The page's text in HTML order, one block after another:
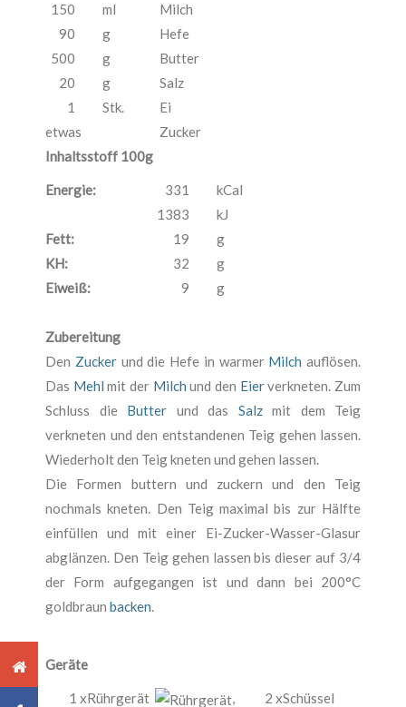
150
ml
Milch
90
g
Hefe
500
g
Butter
20
g
Salz
1
Stk.
Ei
etwas
Zucker
Inhaltsstoff 100g
Energie: 331
kCal
1383
kJ
Fett:
19
g
KH:
32
g
Eiweiß:
9 g
Zubereitung
Den Zuckerund die Hefe in warmer Milch auflösen.
Das Mehl mit der Milch und den Eierverkneten. Zum
Schluss die Butter und das Salzmit dem Teig
verkneten und den entstandenen Teig gehen lassen.
Wiederholt den Teig kneten und gehen lassen.
Die Formen buttern und zuckern und den Teig
nochmals kneten. Den Teig maximal bis zur Hälfte
einfüllen und mit einer Ei-Zucker-Wasser-Glasur
abglänzen. Den Teig gehen lassen bis dieser auf 3/4
der Form aufgegangen ist und dann bei 200°C
goldbraun backen.
Geräte
1 xRührgerät , 2 xSchüssel